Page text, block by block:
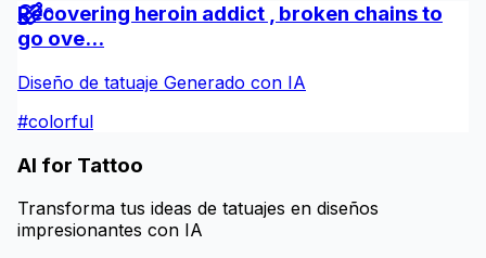
0
Recovering heroin addict , broken chains to
go ove...
Diseño de tatuaje Generado con IA
#colorful
AI for Tattoo
Transforma tus ideas de tatuajes en diseños
impresionantes con IA